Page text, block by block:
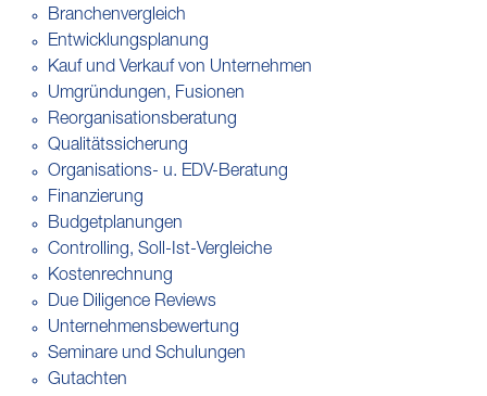
Branchenvergleich
Entwicklungsplanung
Kauf und Verkauf von Unternehmen
Umgründungen, Fusionen
Reorganisationsberatung
Qualitätssicherung
Organisations- u. EDV-Beratung
Finanzierung
Budgetplanungen
Controlling, Soll-Ist-Vergleiche
Kostenrechnung
Due Diligence Reviews
Unternehmensbewertung
Seminare und Schulungen
Gutachten